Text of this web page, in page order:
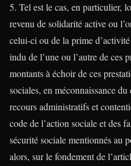
5. Tel est le cas, en particulier,
revenu de solidarité active ou
celui-ci ou de la prime
indu de l’une ou l’autre de ces
montants à échoir de ces
sociales, en méconnaissance
recours administratifs et
code de l’action sociale et des
sécurité sociale mentionnés au
alors, sur le fondement de